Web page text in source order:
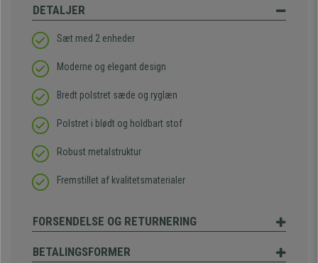
DETALJER
Sæt med 2 enheder
Moderne og elegant design
Bredt polstret sæde og ryglæn
Polstret i blødt og holdbart stof
Robust metalstruktur
Fremstillet af kvalitetsmaterialer
FORSENDELSE OG RETURNERING
BETALINGSFORMER